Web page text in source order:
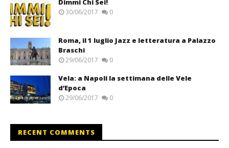
Dimmi Chi Sei!
30/06/2017 0
Roma, il 1 luglio Jazz e letteratura a Palazzo
Braschi
29/06/2017 0
Vela: a Napoli la settimana delle Vele
d’Epoca
29/06/2017 0
RECENT COMMENTS